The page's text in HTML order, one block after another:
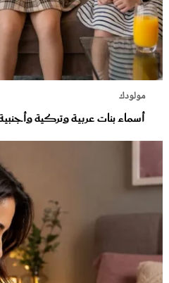
مولودك
أسماء بنات عربية وتركية